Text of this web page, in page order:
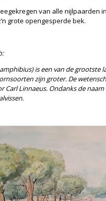
van alle nijlpaarden
grote opengesperde bek.
is een van de grootste
zijn groter. De
Carl Linnaeus. Ondanks de